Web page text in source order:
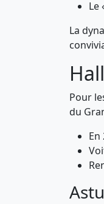
Le
La
Pour
du